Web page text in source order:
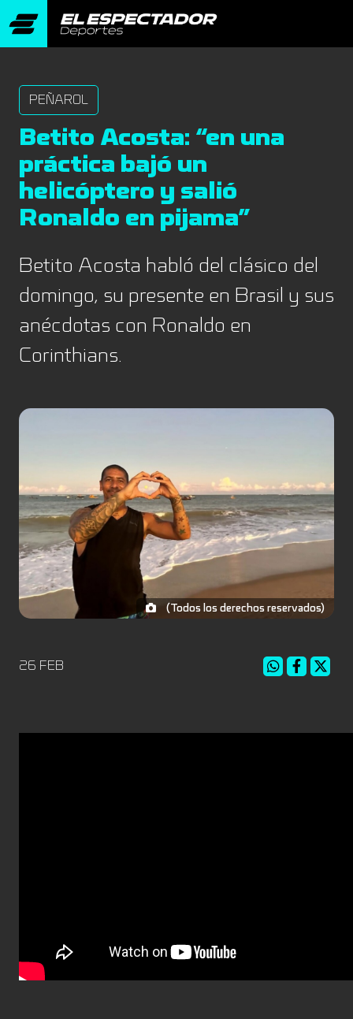
PEÑAROL
Betito Acosta: “en una
práctica bajó un
helicóptero y salió
Ronaldo en pijama”
Betito Acosta habló del clásico del
domingo, su presente en Brasil y sus
anécdotas con Ronaldo en
Corinthians.
(Todos los derechos reservados)
26 FEB